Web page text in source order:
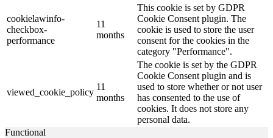
cookielawinfo-
checkbox-
performance
11
months
This cookie is set by GDPR
Cookie Consent plugin. The
cookie is used to store the user
consent for the cookies in the
category "Performance".
viewed_cookie_policy
11
months
The cookie is set by the GDPR
Cookie Consent plugin and is
used to store whether or not user
has consented to the use of
cookies. It does not store any
personal data.
Functional